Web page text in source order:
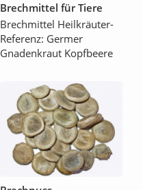
Brechmittel für Tiere
Brechmittel Heilkräuter-
Referenz: Germer
Gnadenkraut Kopfbeere